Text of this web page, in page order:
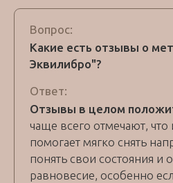
Вопрос:
Какие есть отзывы о
Эквилибро"?
Ответ:
Отзывы в целом
чаще всего отмечают, что
помогает мягко снять
понять свои состояния и
равновесие, особенно